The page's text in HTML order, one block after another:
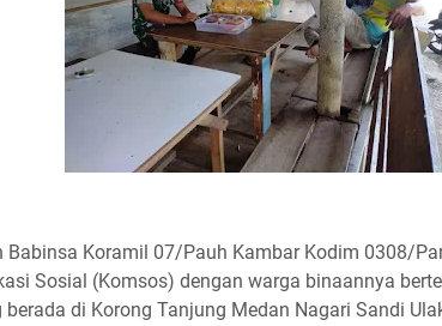
Babinsa Koramil 07/Pauh Kambar Kodim 0308/
Sosial (Komsos) dengan warga binaannya
di Korong Tanjung Medan Nagari Sandi